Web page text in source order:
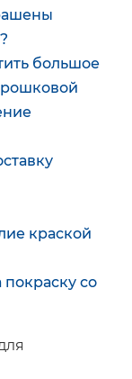
большое
краской
покраску со